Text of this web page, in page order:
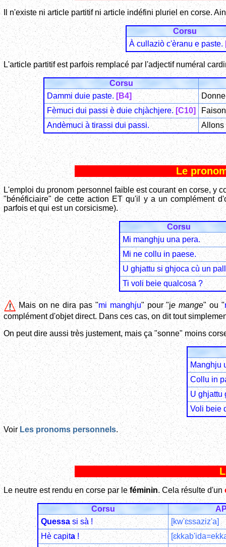
Il n'existe ni article partitif ni article indéfini pluriel en corse.
Corsu
À cullaziò c'èranu e paste.
L'article partitif est parfois remplacé par l'adjectif numéral
Corsu
Dammi duie paste. [B4]
Fèmuci dui passi è duie chjàchjere. [C10]
Andèmuci à tirassi dui passi.
Allons
Le
L'emploi du pronom personnel faible est courant en corse, y
"bénéficiaire" de cette action ET qu'il y a un complément
parfois et qui est un corsicisme).
Corsu
Mi manghju una pera.
Mi ne collu in paese.
U ghjattu si ghjoca cù un
Ti voli beie qualcosa ?
Mais on ne dira pas "mi manghju" pour "je mange" ou "
complément d'objet direct. Dans ces cas, on dit tout
On peut dire aussi très justement, mais ça "sonne" moins
Manghju
Collu in
U ghjattu
Voli beie
Voir Les pronoms personnels.
Le neutre est rendu en corse par leféminin. Cela résulte d'un
Corsu
Quessasi sà !
[kw'ɛssaziz'a]
Hè capita!